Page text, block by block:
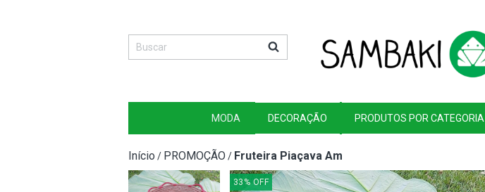
MODA DECORAÇÃO PRODUTOS POR CATEGORIA
Início / PROMOÇÃO / Fruteira Piaçava Am
33 % OFF